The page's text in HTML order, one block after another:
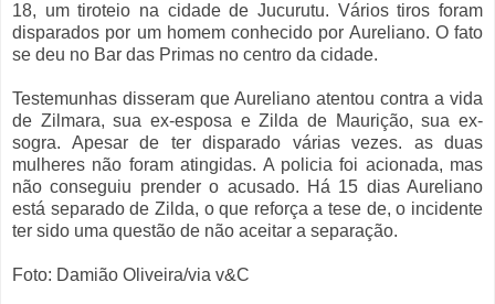
18, um tiroteio na cidade de Jucurutu. Vários tiros foram
disparados por um homem conhecido por Aureliano. O fato
se deu no Bar das Primas no centro da cidade.
Testemunhas disseram que Aureliano atentou contra a vida
de Zilmara, sua ex-esposa e Zilda de Maurição, sua ex-
sogra. Apesar de ter disparado várias vezes. as duas
mulheres não foram atingidas. A policia foi acionada, mas
não conseguiu prender o acusado. Há 15 dias Aureliano
está separado de Zilda, o que reforça a tese de, o incidente
ter sido uma questão de não aceitar a separação.
Foto: Damião Oliveira/via v&C